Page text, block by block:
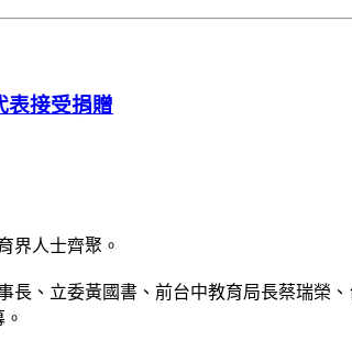
表接受捐贈
界人士齊聚。
、立委黃國書、前台中教育局長蔡瑞榮